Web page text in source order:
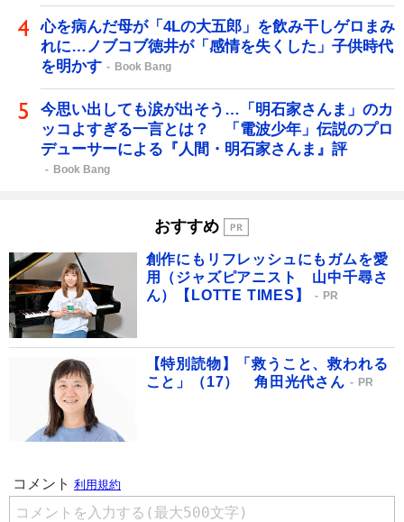
心を病んだ母が「4Lの大五郎」を飲み干しゲロまみ
れに…ノブコブ徳井が「感情を失くした」子供時代
を明かす
Book Bang
今思い出しても涙が出そう…「明石家さんま」のカ
ッコよすぎる一言とは？ 「電波少年」伝説のプロ
デューサーによる『人間・明石家さんま』評
Book Bang
おすすめ
創作にもリフレッシュにもガムを愛
用（ジャズピアニスト 山中千尋さ
ん）【LOTTE TIMES】
PR
【特別読物】「救うこと、救われる
こと」（17） 角田光代さん
PR